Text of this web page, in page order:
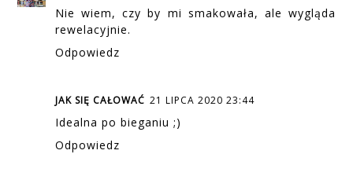
Nie wiem, czy by mi smakowała, ale wygląda
rewelacyjnie.
Odpowiedz
JAK SIĘ CAŁOWAĆ 21 LIPCA 2020 23:44
Idealna po bieganiu ;)
Odpowiedz